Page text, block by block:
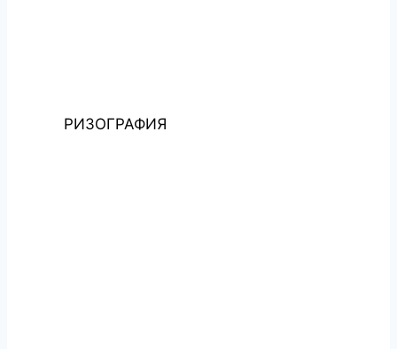
РИЗОГРАФИЯ